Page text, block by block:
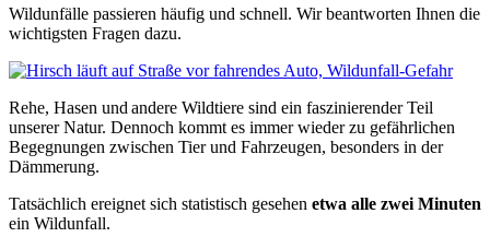
Wildunfälle passieren häufig und schnell. Wir beantworten Ihnen die
wichtigsten Fragen dazu.
Rehe, Hasen und andere Wildtiere sind ein faszinierender Teil
unserer Natur. Dennoch kommt es immer wieder zu gefährlichen
Begegnungen zwischen Tier und Fahrzeugen, besonders in der
Dämmerung.
Tatsächlich ereignet sich statistisch gesehen etwa alle zwei Minuten
ein Wildunfall.